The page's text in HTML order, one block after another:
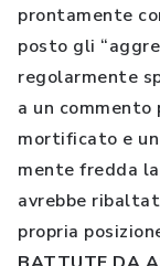
prontamente
posto gli
regolarmente
a un commento
mortificato e
mente fredda
avrebbe
propria